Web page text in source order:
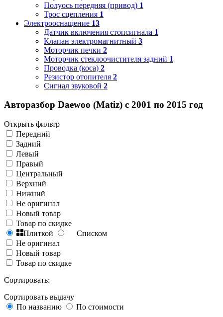
Полуось передняя (привод) 1
Трос сцепления 1
Электрооснащение 13
Датчик включения стопсигнала 1
Клапан электромагнитный 3
Моторчик печки 2
Моторчик стеклоочистителя задний 1
Проводка (коса) 2
Резистор отопителя 2
Сигнал звуковой 2
Авторазбор Daewoo (Matiz) с 2001 по 2015 год
Открыть фильтр
Передний
Задний
Левый
Правый
Центральный
Верхний
Нижний
Не оригинал
Новый товар
Товар по скидке
Плиткой
Списком
Не оригинал
Новый товар
Товар по скидке
Сортировать:
Сортировать выдачу
По названию
По стоимости